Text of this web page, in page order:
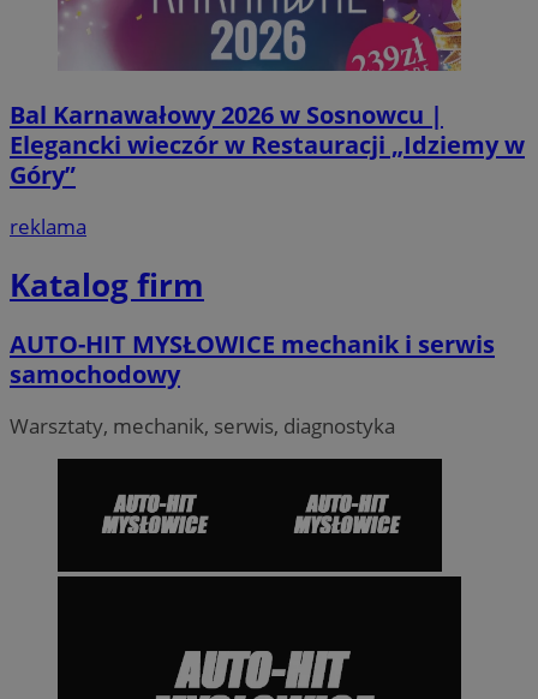
Bal Karnawałowy 2026 w Sosnowcu |
Elegancki wieczór w Restauracji „Idziemy w
Góry”
reklama
Katalog firm
AUTO-HIT MYSŁOWICE mechanik i serwis
samochodowy
Warsztaty, mechanik, serwis, diagnostyka